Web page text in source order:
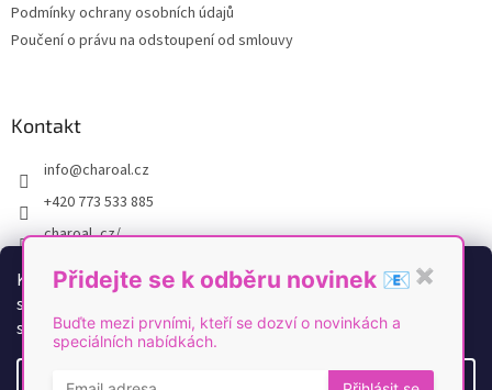
K personalizaci obsahu a reklam, poskytování funkcí
sociálních médií a analýze naší návštěvnosti využíváme
soubory cookies. Více informacízde.
Podmínky ochrany osobních údajů
Poučení o právu na odstoupení od smlouvy
Kontakt
info@charoal.cz
+420 773 533 885
charoal_cz/
https://www.youtube.com/@Charoal
Vytvořil Shoptet
Přidejte se k odběru novinek 📧 ✖
Buďte mezi prvními, kteří se dozví o novinkách a
speciálních nabídkách.